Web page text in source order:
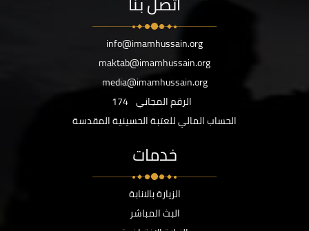
info@imamhussain.org
maktab@imamhussain.org
media@imamhussain.org
الرقم المجاني 174
الحساب المالي للعتبة الحسينية المقدسة
خدمات
الزيارة بالانابة
البث المباشر